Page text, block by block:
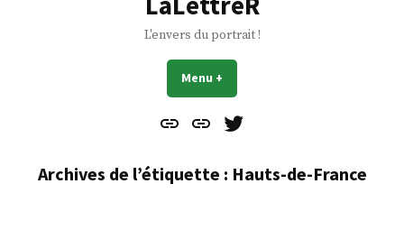
L'envers du portrait !
Menu +
Contact
À
Mes
Archives de l’étiquette : Hauts-de-France